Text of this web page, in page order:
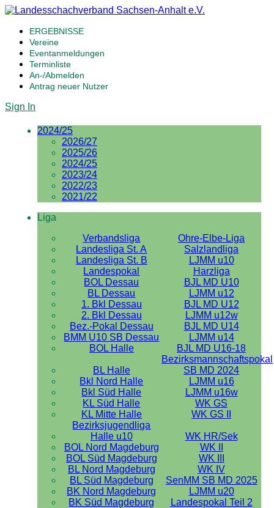
ERGEBNISSE
Vereine
Eventanmeldungen
Terminliste
An-/Abmelden
Antrag neuer Nutzer
Sign In
2024/25
2026/27
2025/26
2024/25
2023/24
2022/23
2021/22
Liga
Verbandsliga
Ohre-Elbe-Liga
Landesliga St. A
Salzlandliga
Landesliga St. B
LJMM u10
Landespokal
Harzliga
BOL Dessau
BJL MD U10
BL Dessau
LJMM u12
1. Bkl Dessau
BJL MD U12
2. Bkl Dessau
LJMM u12w
Bez.-Pokal Dessau
BJL MD U14
BMM U10 SB Dessau
LJMM u14
BOL Halle
BJL MD U16-18
BL Halle
Bezirksmannschaftspokal
SB MD 2024
Bkl Nord Halle
LJMM u16
Bkl Süd Halle
LJMM u16w
KL Süd Halle
WK GS
KL Mitte Halle
WK GS II
Bezirksjugendliga
Halle u10
WK HR/Sek
BOL Nord Magdeburg
WK II
BOL Süd Magdeburg
WK III
BL Nord Magdeburg
WK IV
BL Süd Magdeburg
SenMM SB MD 2025
BK Nord Magdeburg
LJMM u20
BK Süd Magdeburg
Landespokal Teil 2